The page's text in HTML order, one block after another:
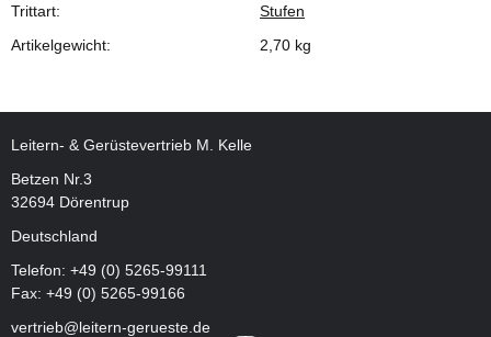
Trittart:
Stufen
Artikelgewicht:
2,70 kg
Leitern- & Gerüstevertrieb M. Kelle
Betzen Nr.3
32694 Dörentrup
Deutschland
Telefon: +49 (0) 5265-99111
Fax: +49 (0) 5265-99166
vertrieb@leitern-gerueste.de